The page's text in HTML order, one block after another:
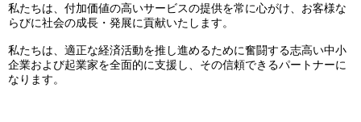
私たちは、付加価値の高いサービスの提供を常に心がけ、お客様な
らびに社会の成長・発展に貢献いたします。
私たちは、適正な経済活動を推し進めるために奮闘する志高い中小
企業および起業家を全面的に支援し、その信頼できるパートナーに
なります。